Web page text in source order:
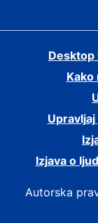
Desktop
Kako
Izjava o
Autorska